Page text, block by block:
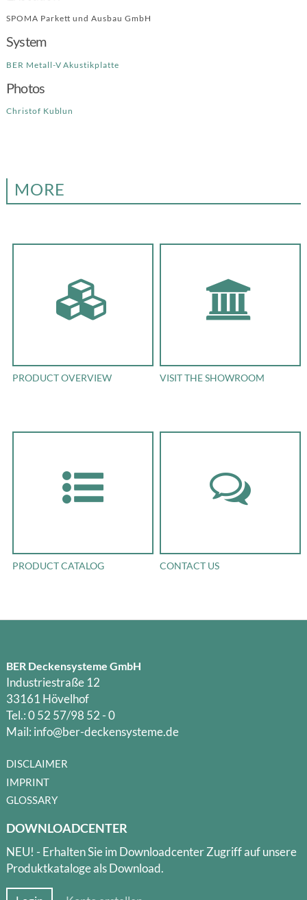
SPOMA Parkett und Ausbau GmbH
System
BER Metall-V Akustikplatte
Photos
Christof Kublun
MORE
PRODUCT OVERVIEW VISIT THE SHOWROOM
PRODUCT CATALOG CONTACT US
BER Deckensysteme GmbH
Industriestraße 12
33161 Hövelhof
Tel.: 0 52 57/98 52 - 0
Mail: info@ber-deckensysteme.de
DISCLAIMER
IMPRINT
GLOSSARY
DOWNLOADCENTER
NEU! - Erhalten Sie im Downloadcenter Zugriff auf unsere
Produktkataloge als Download.